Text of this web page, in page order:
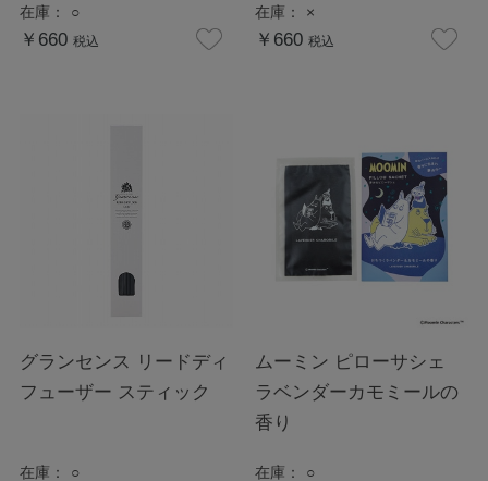
在庫： ○
￥660 税込
在庫： ×
￥660 税込
グランセンス リードディ
フューザー スティック
在庫： ○
ムーミン ピローサシェ
ラベンダーカモミールの
香り
在庫： ○